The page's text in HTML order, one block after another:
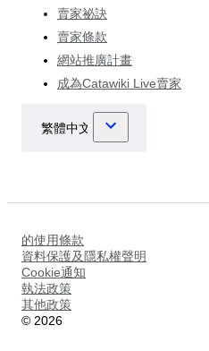
賣家祕訣
賣家條款
網站推廣計畫
成為Catawiki Live賣家
的使用條款
資料保護及隱私權聲明
Cookie通知
執法政策
其他政策
© 2026